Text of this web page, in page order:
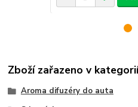
Zboží zařazeno v
Aroma difuzéry do auta